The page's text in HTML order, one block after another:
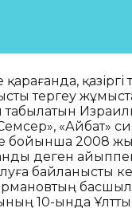
қазіргі
тергеу
табылатын
«Айбат»
бойынша 2008
деген
байланысты
10-ында Ұлттық